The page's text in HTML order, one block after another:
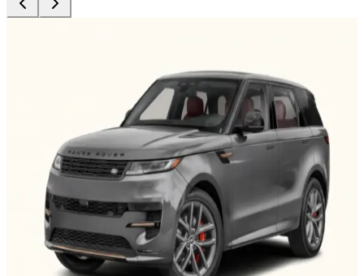
Fes, Marocco
5 Posti
Automatico
Diesel
A/C
Km illimitati
Cancellazione gratuita
Annuncio verificato